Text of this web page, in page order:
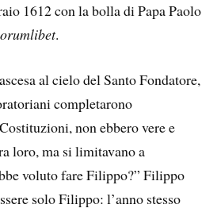
1612 con la bolla di Papa Paolo
.
al cielo del Santo Fondatore,
completarono
non ebbero vere e
loro, ma si limitavano a
voluto fare Filippo?” Filippo
solo Filippo: l’anno stesso